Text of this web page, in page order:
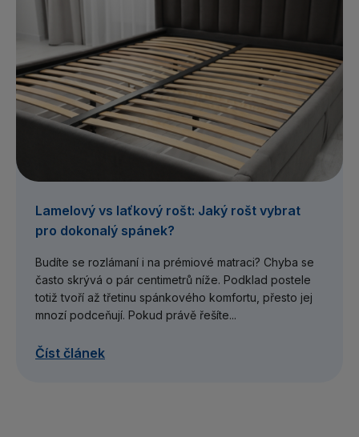
Lamelový vs laťkový rošt: Jaký rošt vybrat
pro dokonalý spánek?
Budíte se rozlámaní i na prémiové matraci? Chyba se
často skrývá o pár centimetrů níže. Podklad postele
totiž tvoří až třetinu spánkového komfortu, přesto jej
mnozí podceňují. Pokud právě řešíte...
Číst článek